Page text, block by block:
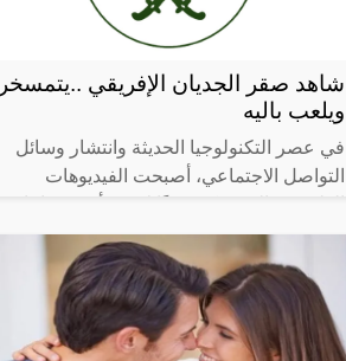
شاهد صقر الجديان الإفريقي ..يتمسخر
ويلعب باليه
في عصر التكنولوجيا الحديثة وانتشار وسائل
التواصل الاجتماعي، أصبحت الفيديوهات
اليومية، ومن بين الفيديوهات التي انتشرت